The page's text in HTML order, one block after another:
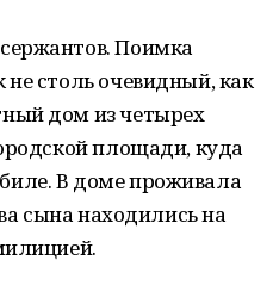
Поимка
столь очевидный, как
дом из четырех
площади, куда
В доме проживала
сына находились на